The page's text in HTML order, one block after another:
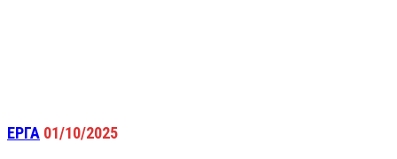
ΕΡΓΑ 01/10/2025